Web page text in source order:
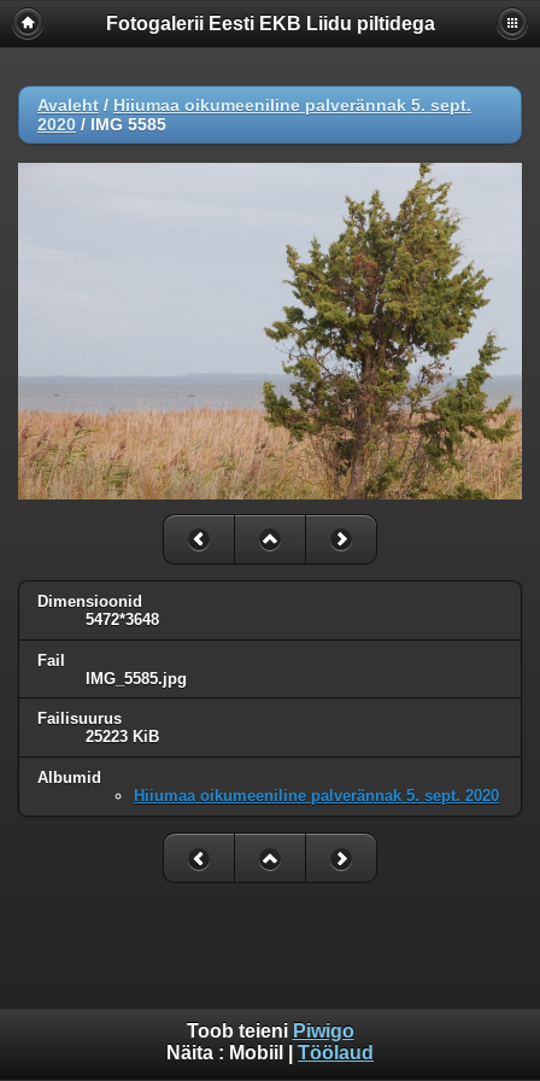
Fotogalerii Eesti EKB Liidu piltidega
Avaleht / Hiiumaa oikumeeniline palverännak 5. sept.
2020 / IMG 5585
Dimensioonid
5472*3648
Fail
IMG_5585.jpg
Failisuurus
25223 KiB
Albumid
Hiiumaa oikumeeniline palverännak 5. sept. 2020
Toob teieni Piwigo
Näita : Mobiil Töölaud